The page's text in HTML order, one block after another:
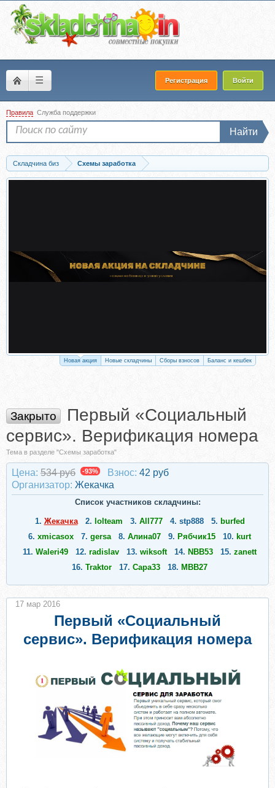
☰ Регистрация Войти
Правила Служба поддержки
Найти
Складчина биз
Схемы заработка
Скачать Первый «Социальный сервис». Верификация номера
Новая акция Новые складчины Сборы взносов Баланс и кешбек
Закрыто
Первый «Социальный
сервис». Верификация номера
Тема в разделе "Схемы заработка"
Цена: 534 руб -93% Взнос: 42 руб
Организатор: Жекачка
Список участников складчины:
1. Жекачка 2. lolteam 3. All777 4. stp888 5. burfed
6. xmicasox 7. gersa 8. Алина07 9. Рябчик15 10. kurt
11. Waleri49 12. radislav 13. wiksoft 14. NBB53 15. zanett
16. Traktor 17. Capa33 18. MBB27
Первый «Социальный
сервис». Верификация номера
17 мар 2016